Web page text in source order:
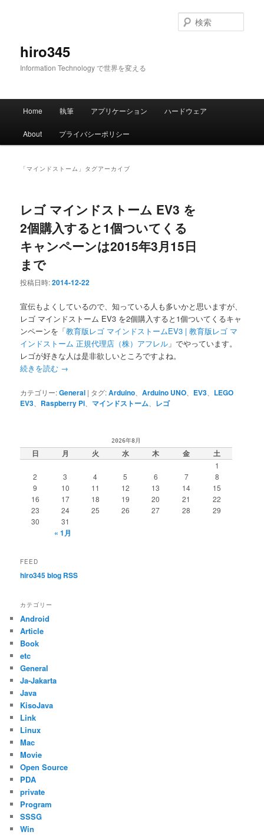
hiro345
Information Technology で世界を変える
索
メ
Home 執筆 アプリケーション ハードウェア
About プライバシーポリシー
「マインドストーム 」タグアーカイブ
レゴ マインドストーム EV3 を
2個購入すると1個ついてくる
キャンペーンは2015年3月15日
まで
投稿日時:2014-12-22
宣伝もよくしているので、知っている人も多いかと思いますが、
レゴ マインドストーム EV3 を2個購入すると1個ついてくるキャ
ンペーンを「教育版レゴ マインドストームEV3 | 教育版レゴ マ
インドストーム 正規代理店（株）アフレル 」でやっています。
レゴが好きな人は是非欲しいところですよね。
続きを読む →
カテゴリー:General | タグ:Arduino 、Arduino UNO EV3
LEGO
EV3
Raspberry Pi マインドストーム レゴ
2026年8月
日 月 火 水 木 金 土
1
2
3 4 5 6 7
8
9
10 11 12 13 14
15
16
17 18 19 20 21
22
23
24 25 26 27 28
29
30
31
« 1月
FEED
hiro345 blog RSS
カテゴリー
Android
Article
Book
etc
General
Ja-Jakarta
Java
KisoJava
Link
Linux
Mac
Movie
Open Source
PDA
private
Program
SSSG
Win